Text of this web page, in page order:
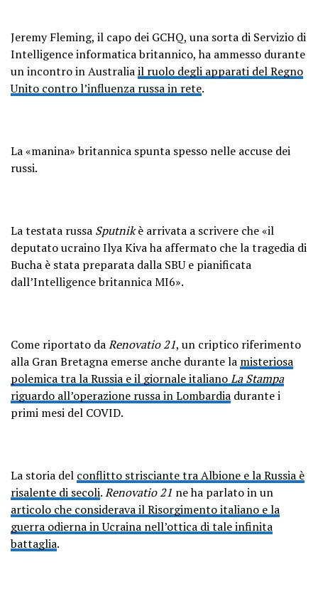
Jeremy Fleming, il capo dei GCHQ, una sorta di Servizio di
Intelligence informatica britannico, ha ammesso durante
un incontro in Australiail ruolo degli apparati del Regno
Unito contro l’influenza russa in rete.
La «manina» britannica spunta spesso nelle accuse dei
russi.
La testata russa Sputnikè arrivata a scrivere che «il
deputato ucraino Ilya Kiva ha affermato che la tragedia di
Bucha è stata preparata dalla SBU e pianificata
dall’Intelligence britannica MI6».
Come riportato daRenovatio 21, un criptico riferimento
alla Gran Bretagna emerse anche durante la misteriosa
polemica tra la Russia e il giornale italianoLa Stampa
riguardo all’operazione russa in Lombardia durante i
primi mesi del COVID.
La storia del conflitto strisciante tra Albione e la Russia è
risalente di secoli.Renovatio 21 ne ha parlato in un
articolo che considerava il Risorgimento italiano e la
guerra odierna in Ucraina nell’ottica di tale infinita
battaglia.